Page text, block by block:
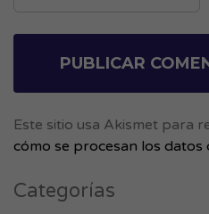
Este sitio usa Akismet para
cómo se procesan los datos
Categorías